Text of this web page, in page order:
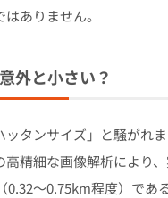
ありません。
外と小さい？
ッタンサイズ」と騒がれ
高精細な画像解析により
0.32〜0.75km程度）であ